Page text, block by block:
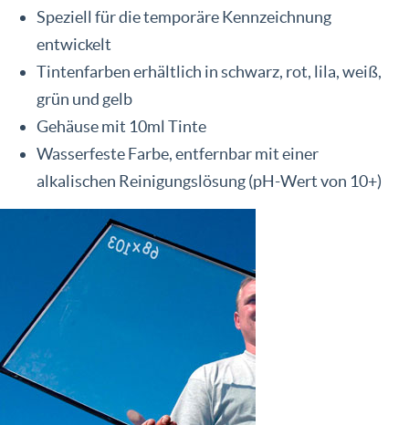
Speziell für die temporäre Kennzeichnung
entwickelt
Tintenfarben erhältlich in schwarz, rot, lila, weiß,
grün und gelb
Gehäuse mit 10ml Tinte
Wasserfeste Farbe, entfernbar mit einer
alkalischen Reinigungslösung (pH-Wert von 10+)